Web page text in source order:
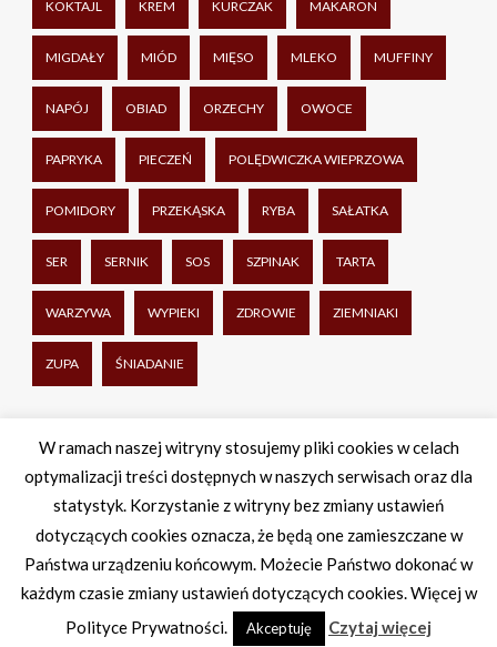
KOKTAJL KREM KURCZAK MAKARON
MIGDAŁY MIÓD MIĘSO MLEKO MUFFINY
NAPÓJ OBIAD ORZECHY OWOCE
PAPRYKA PIECZEŃ POLĘDWICZKA WIEPRZOWA
POMIDORY PRZEKĄSKA RYBA SAŁATKA
SER SERNIK SOS SZPINAK TARTA
WARZYWA WYPIEKI ZDROWIE ZIEMNIAKI
ZUPA ŚNIADANIE
Facebook
TwitterWhatsApp
Share
Theme by Imon Themes
W ramach naszej witryny stosujemy pliki cookies w celach
optymalizacji treści dostępnych w naszych serwisach oraz dla
statystyk. Korzystanie z witryny bez zmiany ustawień
dotyczących cookies oznacza, że będą one zamieszczane w
Państwa urządzeniu końcowym. Możecie Państwo dokonać w
każdym czasie zmiany ustawień dotyczących cookies. Więcej w
Polityce Prywatności.
Akceptuję Czytaj więcej